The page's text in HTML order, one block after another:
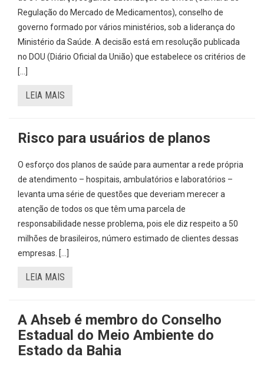
Regulação do Mercado de Medicamentos), conselho de
governo formado por vários ministérios, sob a liderança do
Ministério da Saúde. A decisão está em resolução publicada
no DOU (Diário Oficial da União) que estabelece os critérios de
[…]
LEIA MAIS
Risco para usuários de planos
O esforço dos planos de saúde para aumentar a rede própria
de atendimento – hospitais, ambulatórios e laboratórios –
levanta uma série de questões que deveriam merecer a
atenção de todos os que têm uma parcela de
responsabilidade nesse problema, pois ele diz respeito a 50
milhões de brasileiros, número estimado de clientes dessas
empresas. […]
LEIA MAIS
A Ahseb é membro do Conselho
Estadual do Meio Ambiente do
Estado da Bahia